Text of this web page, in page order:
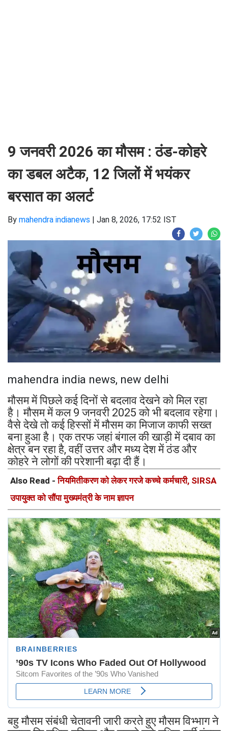
9 जनवरी 2026 का मौसम : ठंड-कोहरे
का डबल अटैक, 12 जिलों में भयंकर
बरसात का अलर्ट
By mahendra indianews | Jan 8, 2026, 17:52 IST
mahendra india news, new delhi
मौसम में पिछले कई दिनों से बदलाव देखने को मिल रहा
है। मौसम में कल 9 जनवरी 2025 को भी बदलाव रहेगा।
वैसे देखे तो कई हिस्सों में मौसम का मिजाज काफी सख्त
बना हुआ है। एक तरफ जहां बंगाल की खाड़ी में दबाव का
क्षेत्र बन रहा है, वहीं उत्तर और मध्य देश में ठंड और
कोहरे ने लोगों की परेशानी बढ़ा दी हैं।
Also Read -नियमितीकरण को लेकर गरजे कच्चे कर्मचारी, SIRSA
उपायुक्त को सौंपा मुख्यमंत्री के नाम ज्ञापन
बहु मौसम संबंधी चेतावनी जारी करते हुए मौसम विभ्भाग ने